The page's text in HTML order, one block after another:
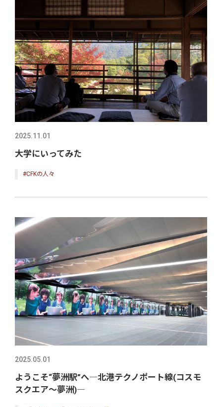
2025.11.01
大学にいってみた
#CFKの人々
2025.05.01
ようこそ“夢洲駅”へ―北港テクノポート線(コスモ
スクエア～夢洲)―